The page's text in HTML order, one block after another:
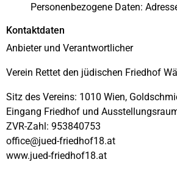
Personenbezogene Daten:
Kontaktdaten
Anbieter und Verantwortlicher
Verein Rettet den jüdischen Friedhof
Sitz des Vereins: 1010 Wien,
Eingang Friedhof und
ZVR-Zahl: 953840753
office@jued-friedhof18.at
www.jued-friedhof18.at